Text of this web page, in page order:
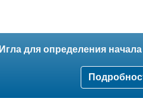
Игла для определения начала